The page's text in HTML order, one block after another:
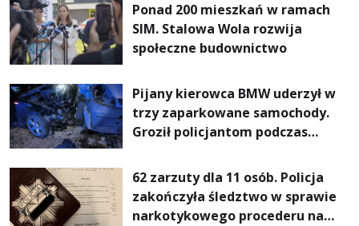
Ponad 200 mieszkań w ramach
SIM. Stalowa Wola rozwija
społeczne budownictwo
Pijany kierowca BMW uderzył w
trzy zaparkowane samochody.
Groził policjantom podczas
62 zarzuty dla 11 osób. Policja
zakończyła śledztwo w sprawie
narkotykowego procederu na